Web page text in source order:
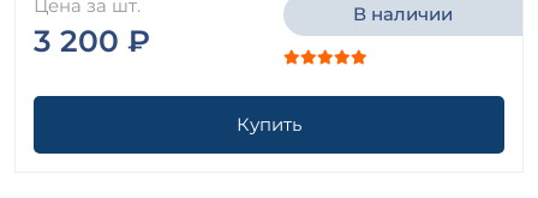
Цена за шт.
3 200 ₽
В наличии
Купить